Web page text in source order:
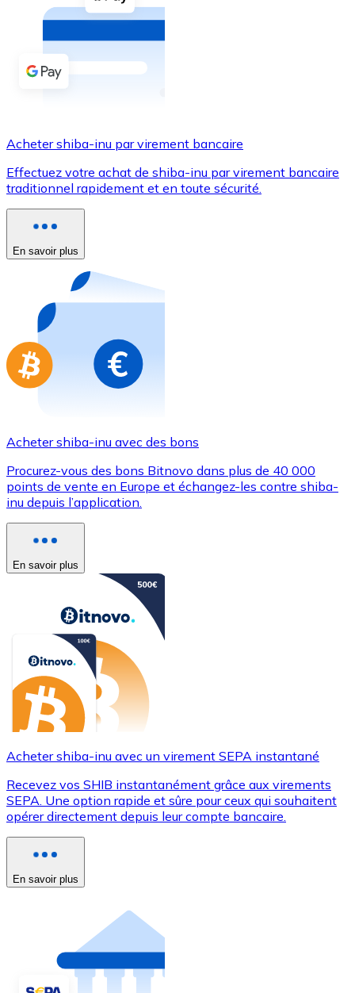
Achetez des cryptomonnaies en espèces et d'autres
Acheter avec espèces
Virement SEPA
Utilisez les cartes Visa et Mastercard pour acheter
Acheter avec carte
Nouveau
Achetez des cartes-cadeaux de vos marques
Aller à la boutique de cartes-cadeaux
Acheter shiba-inu par virement bancaire
Effectuez votre achat de shiba-inu par virement bancaire
traditionnel rapidement et en toute sécurité.
En savoir plus
Acheter shiba-inu avec des bons
Procurez-vous des bons Bitnovo dans plus de 40 000
points de vente en Europe et échangez-les contre shiba-
inu depuis l’application.
En savoir plus
Acheter shiba-inu avec un virement SEPA instantané
Recevez vos SHIB instantanément grâce aux virements
SEPA. Une option rapide et sûre pour ceux qui souhaitent
opérer directement depuis leur compte bancaire.
En savoir plus